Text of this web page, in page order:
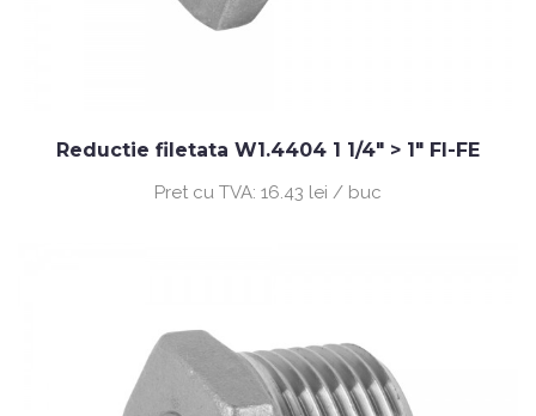
Reductie filetata W1.4404 1 1/4" > 1" FI-FE
Pret cu TVA: 16.43 lei / buc